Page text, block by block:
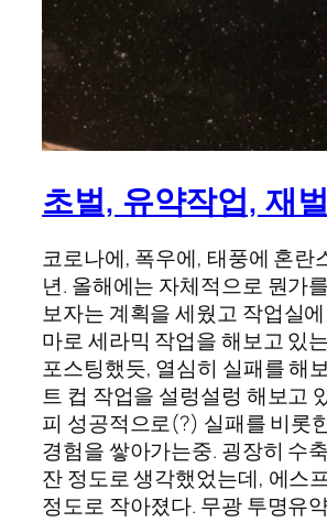
초벌, 유약작업, 재
코로나에, 폭우에, 태풍에 혼란
년. 올해에는 자체적으로 뭔가
보자는 계획을 세웠고 작업실
마로 세라믹 작업을 해보고 있
포스팅했듯, 열심히 실패를 해
트 컵 작업을 설렁설렁 해보고
피 성공적으로(?) 실패를 비롯
경험을 쌓아가는중. 굉장히 수
잔 정도로 생각했었는데, 에스
정도로 작아졌다. 무광 투명유